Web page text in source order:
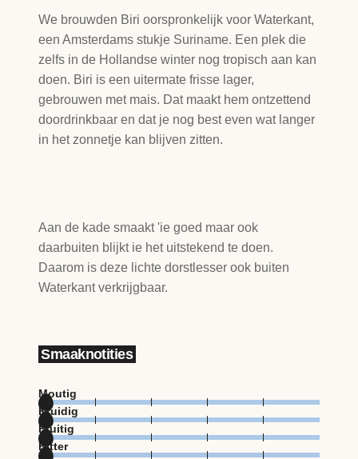
We brouwden Biri oorspronkelijk voor Waterkant,
een Amsterdams stukje Suriname. Een plek die
zelfs in de Hollandse winter nog tropisch aan kan
doen. Biri is een uitermate frisse lager,
gebrouwen met mais. Dat maakt hem ontzettend
doordrinkbaar en dat je nog best even wat langer
in het zonnetje kan blijven zitten.
Aan de kade smaakt 'ie goed maar ook
daarbuiten blijkt ie het uitstekend te doen.
Daarom is deze lichte dorstlesser ook buiten
Waterkant verkrijgbaar.
Smaaknotities
Moutig
Kruidig
Fruitig
Bitter